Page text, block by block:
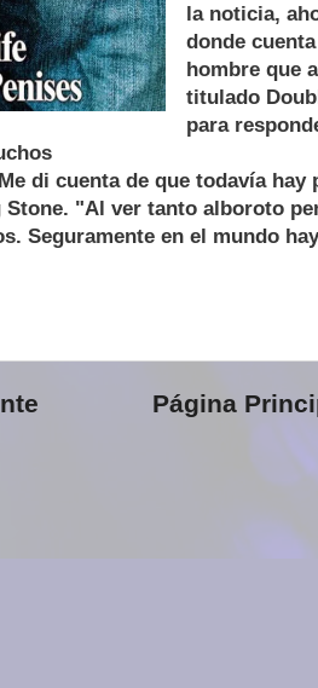
la noticia,
donde
hombre que
titulado
para
di cuenta de que todavía
"Al ver tanto alboroto
Seguramente en el mundo
Página